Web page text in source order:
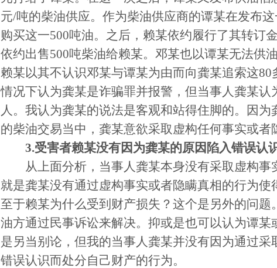
元/吨的柴油供应。作为柴油供应商的谭某在发布
购买这一500吨油。之后，赖某依约履行了其转订
依约出售500吨柴油给赖某。邓某也以谭某无法供
赖某以其不认识邓某与谭某为由而向龚某追索这
情况下认为龚某是诈骗罪并报警，但当事人龚某
人。我认为龚某的说法是客观和站得住脚的。因
的柴油交易当中，龚某意欲采取虚构任何事实或者
3.受害者赖某没有因为龚某的原因陷入错误认
从上面分析，当事人龚某本身没有采取虚构
就是龚某没有通过虚构事实或者隐瞒真相的行为使
至于赖某为什么受到财产损失？这个是另外的问
油方通过民事诉讼来解决。抑或是也可以认为谭
是另当别论，但我的当事人龚某并没有因为通过
错误认识而处分自己财产的行为。